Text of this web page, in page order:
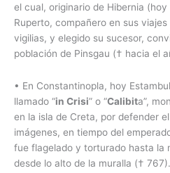
el cual, originario de Hibernia
Ruperto, compañero en sus
vigilias, y elegido su sucesor,
población de Pinsgau († hacia el
• En Constantinopla, hoy
llamado “in Crisi” o “Calibita”,
en la isla de Creta, por defender
imágenes, en tiempo del
fue flagelado y torturado hasta la
desde lo alto de la muralla († 767).